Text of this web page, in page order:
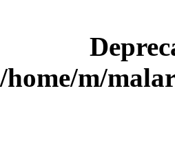
/home/m/